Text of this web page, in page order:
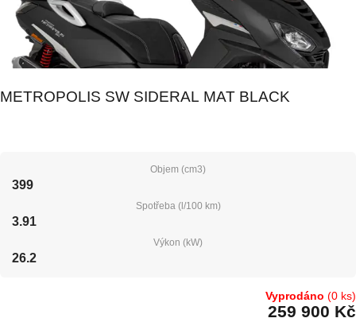
METROPOLIS SW SIDERAL MAT BLACK
Objem (cm3)
399
Spotřeba (l/100 km)
3.91
Výkon (kW)
26.2
Vyprodáno (0 ks)
259 900 Kč